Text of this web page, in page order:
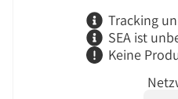
Tracking
SEA ist
Keine